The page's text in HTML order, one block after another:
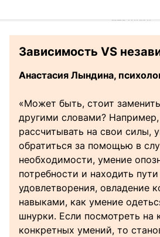
Зависимость VS
Анастасия Лындина,
«Может быть, стоит
другими словами?
рассчитывать на свои силы,
обратиться за помощью в
необходимости, умение
потребности и находить
удовлетворения, овладение
навыками, как умение
шнурки. Если посмотреть на
конкретных умений, то